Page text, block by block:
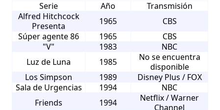
Serie
Año
Transmisión
Alfred Hitchcock
Presenta
1965
CBS
Súper agente 86
1965
CBS
"V"
1983
NBC
Luz de Luna
1985
No se encuentra
disponible
Los Simpson
1989
Disney Plus / FOX
Sala de Urgencias
1994
NBC
Friends
1994
Netflix / Warner
Channel